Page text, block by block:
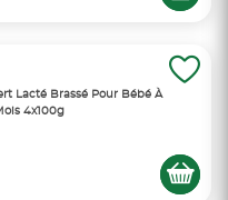
Lacté Brassé Pour Bébé À
4x100g